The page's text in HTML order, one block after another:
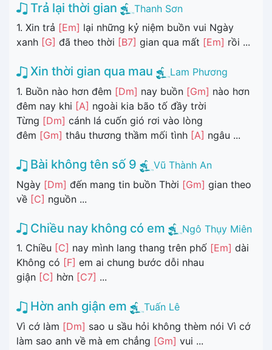
Trả lại thời gian
Thanh Sơn
1. Xin trả [Em] lại những kỷ niệm buồn vui Ngày
xanh [G] đã theo thời [B7] gian qua mất [Em] rồi ...
Xin thời gian qua mau
Lam Phương
1. Buồn nào hơn đêm [Dm] nay buồn [Gm] nào hơn
đêm nay khi [A] ngoài kia bão tố đầy trời
Từng [Dm] cánh lá cuốn gió rơi vào lòng
đêm [Gm] thâu thương thầm mối tình [A] ngâu ...
Bài không tên số 9
Vũ Thành An
Ngày [Dm] đến mang tin buồn Thời [Gm] gian theo
về [C] nguồn ...
Chiều nay không có em
Ngô Thụy Miên
1. Chiều [C] nay mình lang thang trên phố [Em] dài
Không có [F] em ai chung bước dỗi nhau
giận [C] hờn [C7] ...
Hờn anh giận em
Tuấn Lê
Vì cớ làm [Dm] sao u sầu hỏi không thèm nói Vì cớ
làm sao anh về mà em chẳng [Gm] vui ...